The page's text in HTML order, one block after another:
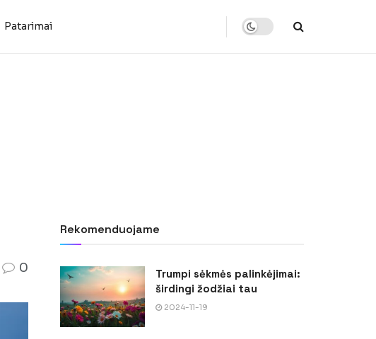
Patarimai
0
Rekomenduojame
Trumpi sėkmės palinkėjimai:
širdingi žodžiai tau
2024-11-19